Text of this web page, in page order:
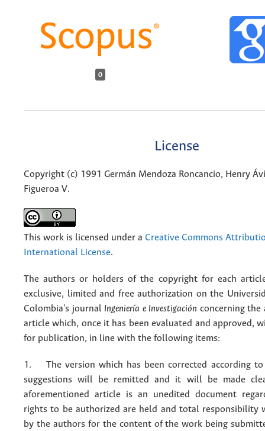
0
License
Copyright (c) 1991 Germán Mendoza Roncancio, Henry
Figueroa V.
This work is licensed under a Creative Commons
International License.
The authors or holders of the copyright for each
exclusive, limited and free authorization on the
Colombia's journal Ingeniería e Investigación concerning the
article which, once it has been evaluated and approved,
for publication, in line with the following items:
1. The version which has been corrected according
suggestions will be remitted and it will be made
aforementioned article is an unedited document
rights to be authorized are held and total responsibility
by the authors for the content of the work being